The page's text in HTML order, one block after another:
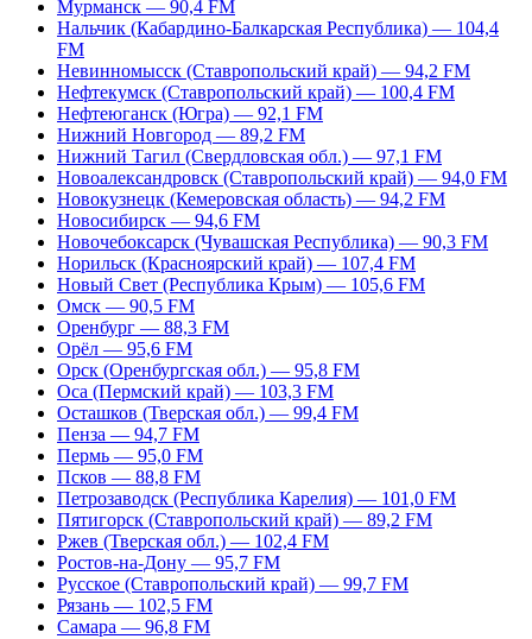
Мурманск — 90,4 FM
Нальчик (Кабардино-Балкарская Республика) — 104,4
FM
Невинномысск (Ставропольский край) — 94,2 FM
Нефтекумск (Ставропольский край) — 100,4 FM
Нефтеюганск (Югра) — 92,1 FM
Нижний Новгород — 89,2 FM
Нижний Тагил (Свердловская обл.) — 97,1 FM
Новоалександровск (Ставропольский край) — 94,0 FM
Новокузнецк (Кемеровская область) — 94,2 FM
Новосибирск — 94,6 FM
Новочебоксарск (Чувашская Республика) — 90,3 FM
Норильск (Красноярский край) — 107,4 FM
Новый Свет (Республика Крым) — 105,6 FM
Омск — 90,5 FM
Оренбург — 88,3 FM
Орёл — 95,6 FM
Орск (Оренбургская обл.) — 95,8 FM
Оса (Пермский край) — 103,3 FM
Осташков (Тверская обл.) — 99,4 FM
Пенза — 94,7 FM
Пермь — 95,0 FM
Псков — 88,8 FM
Петрозаводск (Республика Карелия) — 101,0 FM
Пятигорск (Ставропольский край) — 89,2 FM
Ржев (Тверская обл.) — 102,4 FM
Ростов-на-Дону — 95,7 FM
Русское (Ставропольский край) — 99,7 FM
Рязань — 102,5 FM
Самара — 96,8 FM